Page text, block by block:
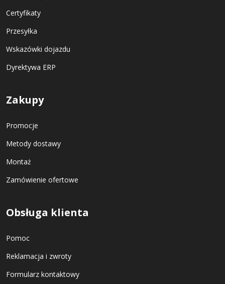
Certyfikaty
Przesyłka
Wskazówki dojazdu
Dyrektywa ERP
Zakupy
Promocje
Metody dostawy
Montaż
Zamówienie ofertowe
Obsługa klienta
Pomoc
Reklamacja i zwroty
Formularz kontaktowy